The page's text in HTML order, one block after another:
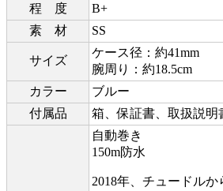
程 度
B+
素 材
SS
サイズ
ケース径：約41mm
腕周り：約18.5cm
カラー
ブルー
付属品
箱、保証書、取扱説明
自動巻き
150m防水
2018年、チュードル